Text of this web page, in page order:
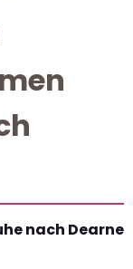
nach Dearne